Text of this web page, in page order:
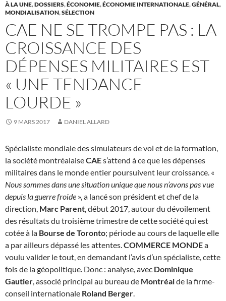
À LA UNE,DOSSIERS,ÉCONOMIE,ÉCONOMIE INTERNATIONALE,GÉNÉRAL,
MONDIALISATION,SÉLECTION
CAE NE SE TROMPE PAS : LA
CROISSANCE DES
DÉPENSES MILITAIRES EST
« UNE TENDANCE
LOURDE »
9 MARS 2017 DANIEL ALLARD
Spécialiste mondiale des simulateurs de vol et de la formation,
la société montréalaiseCAEs’attend à ce que les dépenses
militaires dans le monde entier poursuivent leur croissance. «
Nous sommes dans une situation unique que nous n’avons pas vue
depuis la guerre froide », a lancé son président et chef de la
direction, Marc Parent, début 2017, autour du dévoilement
des résultats du troisième trimestre de cette société qui est
cotée à la Bourse de Toronto; période au cours de laquelle elle
a par ailleurs dépassé les attentes.COMMERCE MONDEa
voulu valider le tout, en demandant l’avis d’un spécialiste, cette
fois de la géopolitique. Donc : analyse, avec Dominique
Gautier, associé principal au bureau de Montréalde la firme-
conseil internationale Roland Berger.